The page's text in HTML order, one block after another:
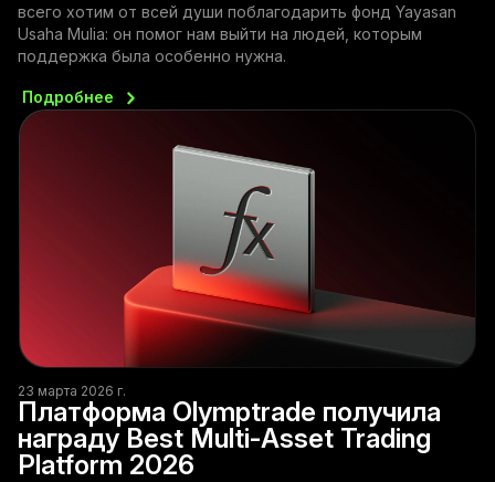
всего хотим от всей души поблагодарить фонд Yayasan
Usaha Mulia: он помог нам выйти на людей, которым
поддержка была особенно нужна.
Подробнее
23 марта 2026 г.
Платформа Olymptrade получила
награду Best Multi-Asset Trading
Platform 2026